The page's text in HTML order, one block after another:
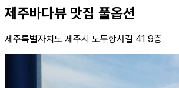
제주바다뷰 맛집 풀옵션
제주특별자치도 제주시 도두항서길 41 9층